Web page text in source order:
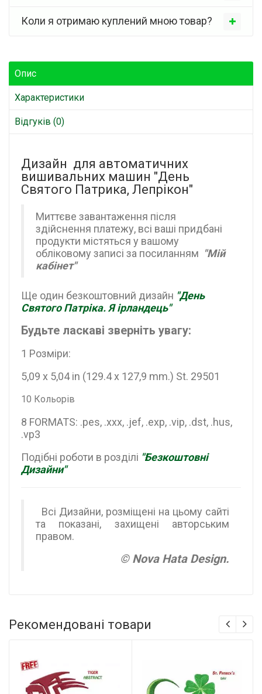
Коли я отримаю куплений мною товар?
Опис
Характеристики
Відгуків (0)
Дизайн для автоматичних
вишивальних машин "День
Святого Патрика, Лепрікон"
Миттєве завантаження після
здійснення платежу, всі ваші придбані
продукти містяться у вашому
обліковому записі за посиланням "Мій
кабінет"
Ще один безкоштовний дизайн "День
Святого Патріка. Я ірландець"
Будьте ласкаві зверніть увагу:
1 Розміри:
5,09 x 5,04 in (129.4 x 127,9 mm.) St. 29501
10 Кольорів
8 FORMATS: .pes, .xxx, .jef, .exp, .vip, .dst, .hus,
.vp3
Подібні роботи в розділі "Безкоштовні
Дизайни"
Всі Дизайни, розміщені на цьому сайті
та показані, захищені авторським
правом.
© Nova Hata Design.
Рекомендовані товари